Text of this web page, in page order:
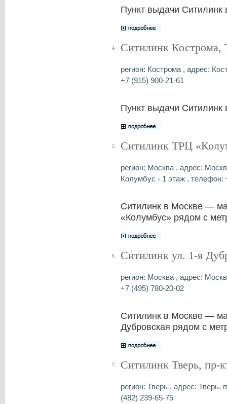
Пункт выдачи Ситилинк
4. Ситилинк Кострома,
регион: Кострома , адрес:
+7 (915) 900-21-61
Пункт выдачи
5. Ситилинк ТРЦ
регион: Москва , адрес:
Колумбус - 1 этаж , телефон:
Ситилинк в Москве —
«Колумбус» рядом с
6. Ситилинк ул. 1-я
регион: Москва , адрес:
+7 (495) 780-20-02
Ситилинк в Москве —
Дубровская рядом с
7. Ситилинк Тверь, пр-
регион: Тверь , адрес:
(482) 239-65-75